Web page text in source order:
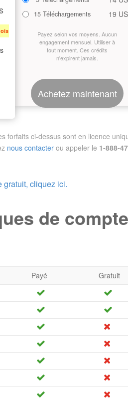
15 Téléchargements 19
Payez selon vos moyens. Aucun
engagement mensuel. Utiliser à
tout moment. Ces crédits
n'expirent jamais.
Achetez maintenant
forfaits ci-dessus sont en licence
nous contacterou appeler le 1-888-
gratuit, cliquez ici.
de compte
Payé
Gratuit